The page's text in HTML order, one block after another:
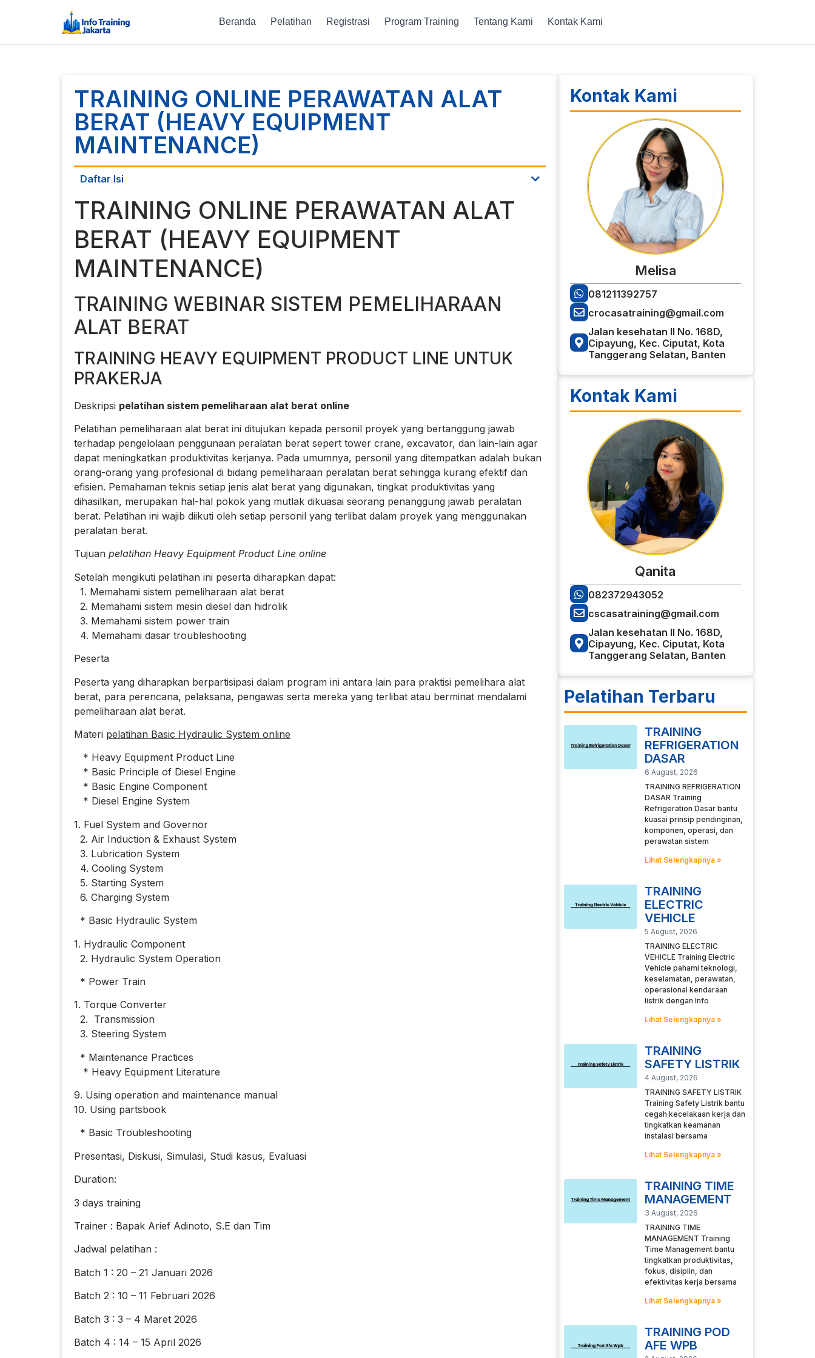
Beranda Pelatihan Registrasi Program Training Tentang Kami Kontak Kami
TRAINING ONLINE PERAWATAN ALAT
BERAT (HEAVY EQUIPMENT
MAINTENANCE)
Daftar Isi
TRAINING ONLINE PERAWATAN ALAT
BERAT (HEAVY EQUIPMENT
MAINTENANCE)
TRAINING WEBINAR SISTEM PEMELIHARAAN
ALAT BERAT
TRAINING HEAVY EQUIPMENT PRODUCT LINE UNTUK
PRAKERJA
Deskripsi pelatihan sistem pemeliharaan alat berat online
Pelatihan pemeliharaan alat berat ini ditujukan kepada personil proyek yang bertanggung jawab
terhadap pengelolaan penggunaan peralatan berat sepert tower crane, excavator, dan lain-lain agar
dapat meningkatkan produktivitas kerjanya. Pada umumnya, personil yang ditempatkan adalah bukan
orang-orang yang profesional di bidang pemeliharaan peralatan berat sehingga kurang efektif dan
efisien. Pemahaman teknis setiap jenis alat berat yang digunakan, tingkat produktivitas yang
dihasilkan, merupakan hal-hal pokok yang mutlak dikuasai seorang penanggung jawab peralatan
berat. Pelatihan ini wajib diikuti oleh setiap personil yang terlibat dalam proyek yang menggunakan
peralatan berat.
Tujuan pelatihan Heavy Equipment Product Line online
Setelah mengikuti pelatihan ini peserta diharapkan dapat:
1. Memahami sistem pemeliharaan alat berat
2. Memahami sistem mesin diesel dan hidrolik
3. Memahami sistem power train
4. Memahami dasar troubleshooting
Peserta
Peserta yang diharapkan berpartisipasi dalam program ini antara lain para praktisi pemelihara alat
berat, para perencana, pelaksana, pengawas serta mereka yang terlibat atau berminat mendalami
pemeliharaan alat berat.
Materi pelatihan Basic Hydraulic System online
* Heavy Equipment Product Line
* Basic Principle of Diesel Engine
* Basic Engine Component
* Diesel Engine System
1. Fuel System and Governor
2. Air Induction & Exhaust System
3. Lubrication System
4. Cooling System
5. Starting System
6. Charging System
* Basic Hydraulic System
1. Hydraulic Component
2. Hydraulic System Operation
* Power Train
1. Torque Converter
2. Transmission
3. Steering System
* Maintenance Practices
* Heavy Equipment Literature
9. Using operation and maintenance manual
10. Using partsbook
* Basic Troubleshooting
Presentasi, Diskusi, Simulasi, Studi kasus, Evaluasi
Duration:
3 days training
Trainer : Bapak Arief Adinoto, S.E dan Tim
Jadwal pelatihan :
Batch 1 : 20 – 21 Januari 2026
Batch 2 : 10 – 11 Februari 2026
Batch 3 : 3 – 4 Maret 2026
Batch 4 : 14 – 15 April 2026
Kontak Kami
Melisa
081211392757
crocasatraining@gmail.com
Jalan kesehatan II No. 168D,
Cipayung, Kec. Ciputat, Kota
Tanggerang Selatan, Banten
Kontak Kami
Qanita
082372943052
cscasatraining@gmail.com
Jalan kesehatan II No. 168D,
Cipayung, Kec. Ciputat, Kota
Tanggerang Selatan, Banten
Pelatihan Terbaru
TRAINING
REFRIGERATION
DASAR
6 August, 2026
TRAINING REFRIGERATION
DASAR Training
Refrigeration Dasar bantu
kuasai prinsip pendinginan,
komponen, operasi, dan
perawatan sistem
Lihat Selengkapnya »
TRAINING
ELECTRIC
VEHICLE
5 August, 2026
TRAINING ELECTRIC
VEHICLE Training Electric
Vehicle pahami teknologi,
keselamatan, perawatan,
operasional kendaraan
listrik dengan Info
Lihat Selengkapnya »
TRAINING
SAFETY LISTRIK
4 August, 2026
TRAINING SAFETY LISTRIK
Training Safety Listrik bantu
cegah kecelakaan kerja dan
tingkatkan keamanan
instalasi bersama
Lihat Selengkapnya »
TRAINING TIME
MANAGEMENT
3 August, 2026
TRAINING TIME
MANAGEMENT Training
Time Management bantu
tingkatkan produktivitas,
fokus, disiplin, dan
efektivitas kerja bersama
Lihat Selengkapnya »
TRAINING POD
AFE WPB